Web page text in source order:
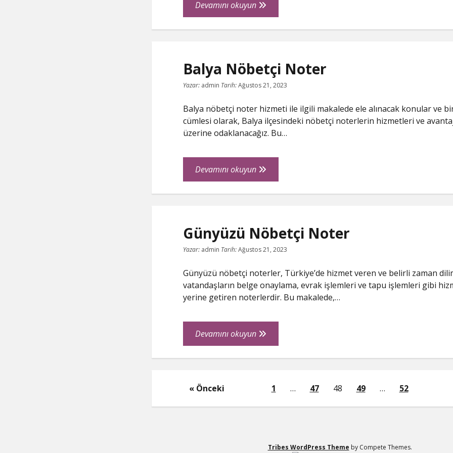
Devamını okuyunGiresun
Dereli
Gezilecek
Balya Nöbetçi Noter
Yazar:admin Tarih:Ağustos 21, 2023
Balya nöbetçi noter hizmeti ile ilgili makalede ele alınacak konular ve
cümlesi olarak, Balya ilçesindeki nöbetçi noterlerin hizmetleri ve
üzerine odaklanacağız. Bu…
Devamını okuyunBalya
Nöbetçi
Noter
Günyüzü Nöbetçi Noter
Yazar:admin Tarih:Ağustos 21, 2023
Günyüzü nöbetçi noterler, Türkiye’de hizmet veren ve belirli zaman
vatandaşların belge onaylama, evrak işlemleri ve tapu işlemleri gibi
yerine getiren noterlerdir. Bu makalede,…
Devamını okuyunGünyüzü
Nöbetçi
Noter
YazıÖnceki 1 … 47 48 49 … 52
Tribes WordPress Theme by Compete Themes.